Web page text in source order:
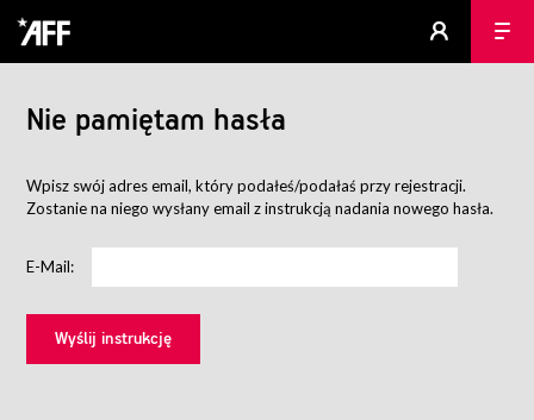
Nie pamiętam hasła
Wpisz swój adres email, który podałeś/podałaś przy rejestracji.
Zostanie na niego wysłany email z instrukcją nadania nowego hasła.
E-Mail: